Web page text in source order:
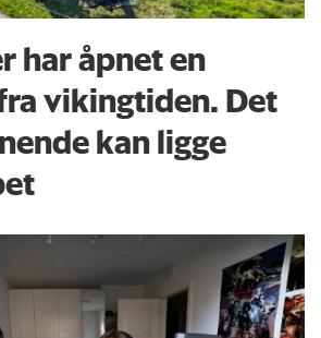
har åpnet en
vikingtiden. Det
kan ligge